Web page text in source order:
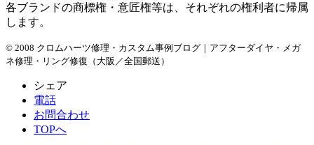
各ブランドの商標権・意匠権等は、それぞれの権利者に帰属
します。
© 2008 クロムハーツ修理・カスタム事例ブログ｜アフターダイヤ・メガ
ネ修理・リング修復（大阪／全国郵送）
シェア
電話
お問合わせ
TOPへ